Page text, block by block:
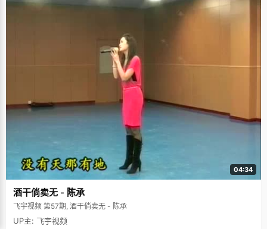
04:34
酒干倘卖无 - 陈承
飞宇视频 第57期, 酒干倘卖无 - 陈承
UP主: 飞宇视频